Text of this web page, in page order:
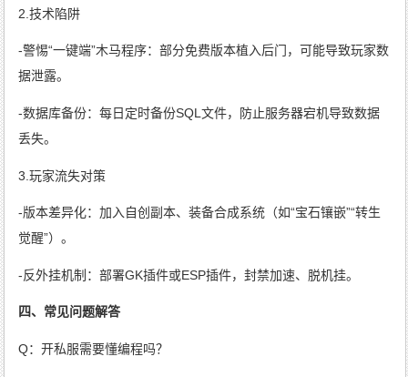
2.技术陷阱
-警惕“一键端”木马程序：部分免费版本植入后门，可能导致玩家数
据泄露。
-数据库备份：每日定时备份SQL文件，防止服务器宕机导致数据
丢失。
3.玩家流失对策
-版本差异化：加入自创副本、装备合成系统（如“宝石镶嵌”“转生
觉醒”）。
-反外挂机制：部署GK插件或ESP插件，封禁加速、脱机挂。
四、常见问题解答
Q：开私服需要懂编程吗？